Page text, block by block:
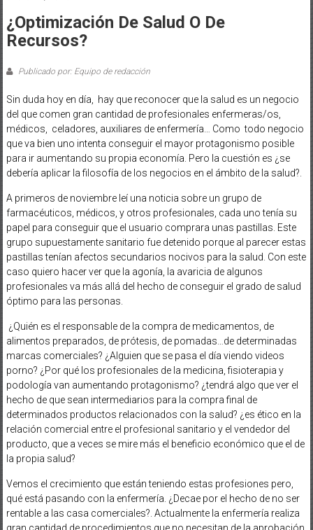
¿Optimización De Salud O De
Recursos?
Publicado por: Equipo de redacción
Sin duda hoy en día, hay que reconocer que la salud es un negocio
del que comen gran cantidad de profesionales enfermeras/os,
médicos, celadores, auxiliares de enfermería… Como todo negocio
que va bien uno intenta conseguir el mayor protagonismo posible
para ir aumentando su propia economía. Pero la cuestión es ¿se
debería aplicar la filosofía de los negocios en el ámbito de la salud?.
A primeros de noviembre leí una noticia sobre un grupo de
farmacéuticos, médicos, y otros profesionales, cada uno tenía su
papel para conseguir que el usuario comprara unas pastillas. Este
grupo supuestamente sanitario fue detenido porque al parecer estas
pastillas tenían afectos secundarios nocivos para la salud. Con este
caso quiero hacer ver que la agonía, la avaricia de algunos
profesionales va más allá del hecho de conseguir el grado de salud
óptimo para las personas.
¿Quién es el responsable de la compra de medicamentos, de
alimentos preparados, de prótesis, de pomadas…de determinadas
marcas comerciales? ¿Alguien que se pasa el día viendo videos
porno? ¿Por qué los profesionales de la medicina, fisioterapia y
podología van aumentando protagonismo? ¿tendrá algo que ver el
hecho de que sean intermediarios para la compra final de
determinados productos relacionados con la salud? ¿es ético en la
relación comercial entre el profesional sanitario y el vendedor del
producto, que a veces se mire más el beneficio económico que el de
la propia salud?
Vemos el crecimiento que están teniendo estas profesiones pero,
qué está pasando con la enfermería. ¿Decae por el hecho de no ser
rentable a las casa comerciales?. Actualmente la enfermería realiza